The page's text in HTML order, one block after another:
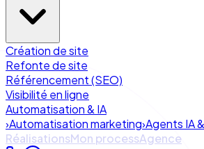
Création de site
Refonte de site
Référencement (SEO)
Visibilité en ligne
Automatisation & IA
›Automatisation marketing›Agents IA
RéalisationsMon processAgence